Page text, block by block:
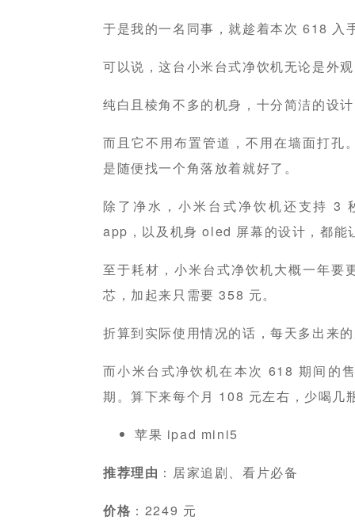
于是我的一名同事，就趁着本次 618 入
可以说，这台小米台式净饮机无论是外
纯白且棱角不多的机身，十分简洁的设
而且它不用布置管道，不用在墙面打孔
是随便找一个角落放着就好了。
除了净水，小米台式净饮机还支持 3
app，以及机身 oled 屏幕的设计，都能
至于耗材，小米台式净饮机大概一年
芯，加起来只需要 358 元。
折算到实际使用情况的话，每天多出来
而小米台式净饮机在本次 618 期间的
期。算下来每个月 108 元左右，少喝几
苹果 ipad mini5
推荐理由 ：居家追剧、看片必备
价格 ：2249 元